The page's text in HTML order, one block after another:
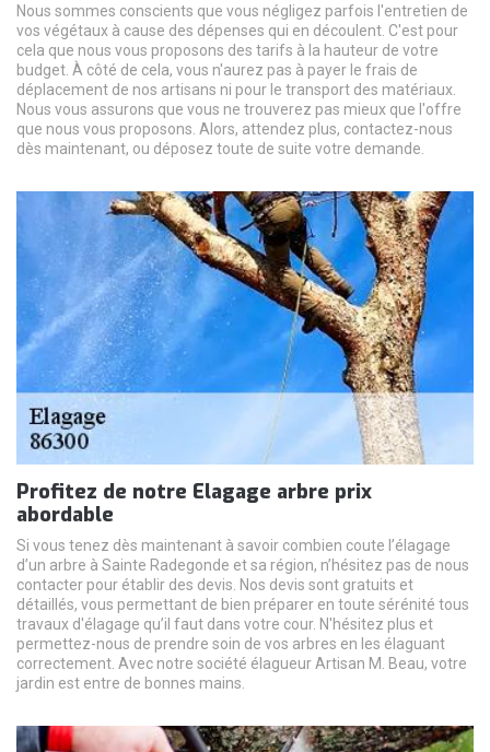
Nous sommes conscients que vous négligez parfois l'entretien de
vos végétaux à cause des dépenses qui en découlent. C'est pour
cela que nous vous proposons des tarifs à la hauteur de votre
budget. À côté de cela, vous n'aurez pas à payer le frais de
déplacement de nos artisans ni pour le transport des matériaux.
Nous vous assurons que vous ne trouverez pas mieux que l'offre
que nous vous proposons. Alors, attendez plus, contactez-nous
dès maintenant, ou déposez toute de suite votre demande.
Profitez de notre Elagage arbre prix
abordable
Si vous tenez dès maintenant à savoir combien coute l’élagage
d’un arbre à Sainte Radegonde et sa région, n’hésitez pas de nous
contacter pour établir des devis. Nos devis sont gratuits et
détaillés, vous permettant de bien préparer en toute sérénité tous
travaux d'élagage qu’il faut dans votre cour. N'hésitez plus et
permettez-nous de prendre soin de vos arbres en les élaguant
correctement. Avec notre société élagueur Artisan M. Beau, votre
jardin est entre de bonnes mains.